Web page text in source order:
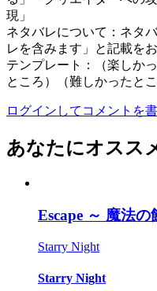
現」
ネタバレについて：ネタ
レを含みます」と記載を
テンプレート：（楽しか
ところ）（難しかったと
ログインしてコメントを書
あなたにオスス
Escape ～ 魔法の
Starry Night
Starry Night